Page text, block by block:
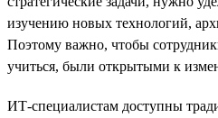
изучению новых технологий,
Поэтому важно, чтобы
учиться, были открытыми к
ИТ-специалистам доступны